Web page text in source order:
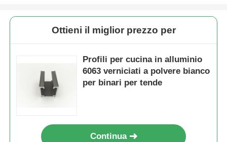
Profili di taglio in alluminio
Profili di estrussione per dissipatori di calore in
Ottieni il miglior prezzo per
Profili per cucina in alluminio
6063 verniciati a polvere bianco
per binari per tende
Continua